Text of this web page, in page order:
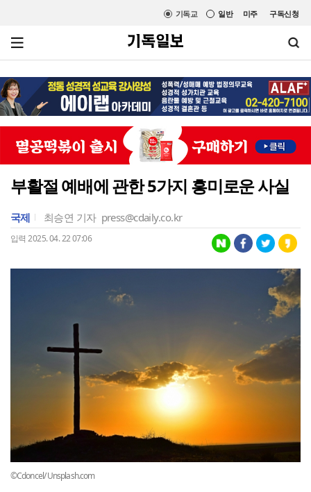
미주 구독신청
일반
기독교
부활절 예배에 관한 5가지 흥미로운 사실
국제 최승연 기자 press@cdaily.co.kr
입력 2025. 04. 22 07:06
©Cdoncel/ Unsplash.com